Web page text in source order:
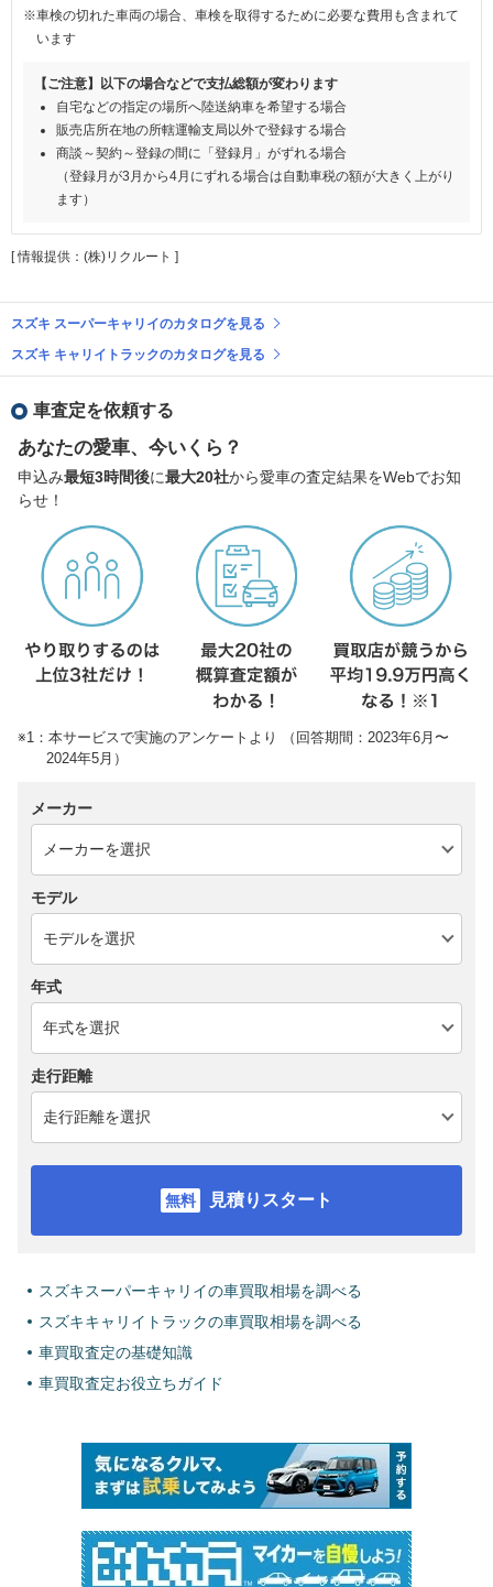
※車検の切れた車両の場合、車検を取得するために必要な費用も含まれて
います
【ご注意】以下の場合などで支払総額が変わります
自宅などの指定の場所へ陸送納車を希望する場合
販売店所在地の所轄運輸支局以外で登録する場合
商談～契約～登録の間に「登録月」がずれる場合
（登録月が3月から4月にずれる場合は自動車税の額が大きく上がり
ます）
[ 情報提供：(株)リクルート ]
スズキ スーパーキャリイのカタログを見る
スズキ キャリイトラックのカタログを見る
車査定を依頼する
あなたの愛車、今いくら？
申込み最短3時間後に最大20社から愛車の査定結果をWebでお知
らせ！
※1：本サービスで実施のアンケートより （回答期間：2023年6月〜
2024年5月）
メーカー
モデル
年式
走行距離
見積りスタート
スズキスーパーキャリイの車買取相場を調べる
スズキキャリイトラックの車買取相場を調べる
車買取査定の基礎知識
車買取査定お役立ちガイド